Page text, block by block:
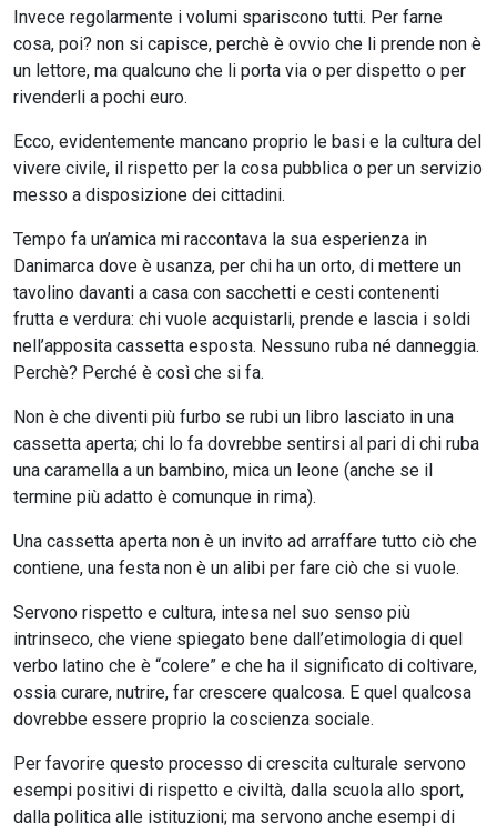
Invece regolarmente i volumi spariscono tutti. Per farne
cosa, poi? non si capisce, perchè è ovvio che li prende non è
un lettore, ma qualcuno che li porta via o per dispetto o per
rivenderli a pochi euro.
Ecco, evidentemente mancano proprio le basi e la cultura del
vivere civile, il rispetto per la cosa pubblica o per un servizio
messo a disposizione dei cittadini.
Tempo fa un’amica mi raccontava la sua esperienza in
Danimarca dove è usanza, per chi ha un orto, di mettere un
tavolino davanti a casa con sacchetti e cesti contenenti
frutta e verdura: chi vuole acquistarli, prende e lascia i soldi
nell’apposita cassetta esposta. Nessuno ruba né danneggia.
Perchè? Perché è così che si fa.
Non è che diventi più furbo se rubi un libro lasciato in una
cassetta aperta; chi lo fa dovrebbe sentirsi al pari di chi ruba
una caramella a un bambino, mica un leone (anche se il
termine più adatto è comunque in rima).
Una cassetta aperta non è un invito ad arraffare tutto ciò che
contiene, una festa non è un alibi per fare ciò che si vuole.
Servono rispetto e cultura, intesa nel suo senso più
intrinseco, che viene spiegato bene dall’etimologia di quel
verbo latino che è “colere” e che ha il significato di coltivare,
ossia curare, nutrire, far crescere qualcosa. E quel qualcosa
dovrebbe essere proprio la coscienza sociale.
Per favorire questo processo di crescita culturale servono
esempi positivi di rispetto e civiltà, dalla scuola allo sport,
dalla politica alle istituzioni; ma servono anche esempi di